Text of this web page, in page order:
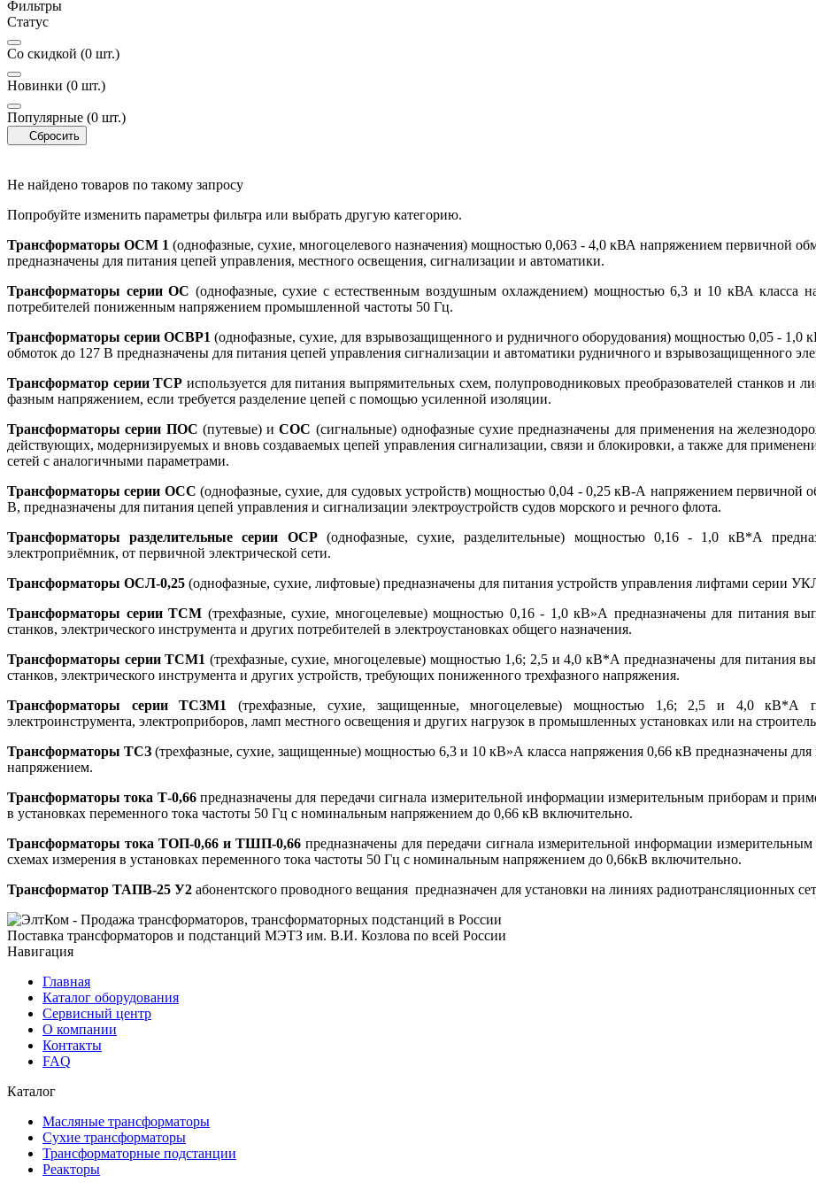
Фильтры
Статус
Со скидкой (0 шт.)
Новинки (0 шт.)
Популярные (0 шт.)
Сбросить
Не найдено товаров по такому запросу
Попробуйте изменить параметры фильтра или выбрать другую категорию.
Трансформаторы ОСМ 1 (однофазные, сухие, многоцелевого назначения) мощностью 0,063 - 4,0 кВА напряжением первичной
предназначены для питания цепей управления, местного освещения, сигнализации и автоматики.
Трансформаторы серии ОС (однофазные, сухие с естественным воздушным охлаждением) мощностью 6,3 и 10 кВА класса
потребителей пониженным напряжением промышленной частоты 50 Гц.
Трансформаторы серии ОСВР1(однофазные, сухие, для взрывозащищенного и рудничного оборудования) мощностью 0,05 -
обмоток до 127 В предназначены для питания цепей управления сигнализации и автоматики рудничного и взрывозащищенного
Трансформатор серии ТСР используется для питания выпрямительных схем, полупроводниковых преобразователей станков и
фазным напряжением, если требуется разделение цепей с помощью усиленной изоляции.
Трансформаторы серии ПОС (путевые) иСОС (сигнальные) однофазные сухие предназначены для применения на
действующих, модернизируемых и вновь создаваемых цепей управления сигнализации, связи и блокировки, а также для
сетей с аналогичными параметрами.
Трансформаторы серии ОСС (однофазные, сухие, для судовых устройств) мощностью 0,04 - 0,25 кВ-А напряжением первичной
В, предназначены для питания цепей управления и сигнализации электроустройств судов морского и речного флота.
Трансформаторы разделительные серии ОСР(однофазные, сухие, разделительные) мощностью 0,16 - 1,0 кВ*А
электроприёмник, от первичной электрической сети.
Трансформаторы ОСЛ-0,25 (однофазные, сухие, лифтовые) предназначены для питания устройств управления лифтами серии
Трансформаторы серии ТСМ (трехфазные, сухие, многоцелевые) мощностью 0,16 - 1,0 кВ»А предназначены для питания
станков, электрического инструмента и других потребителей в электроустановках общего назначения.
Трансформаторы серии ТСМ1 (трехфазные, сухие, многоцелевые) мощностью 1,6; 2,5 и 4,0 кВ*А предназначены для питания
станков, электрического инструмента и других устройств, требующих пониженного трехфазного напряжения.
Трансформаторы серии ТСЗМ1
(трехфазные, сухие, защищенные, многоцелевые) мощностью 1,6; 2,5 и 4,0 кВ*А
электроинструмента, электроприборов, ламп местного освещения и других нагрузок в промышленных установках или на
Трансформаторы ТСЗ (трехфазные, сухие, защищенные) мощностью 6,3 и 10 кВ»А класса напряжения 0,66 кВ предназначены
напряжением.
Трансформаторы тока Т-0,66предназначены для передачи сигнала измерительной информации измерительным приборам и
в установках переменного тока частоты 50 Гц с номинальным напряжением до 0,66 кВ включительно.
Трансформаторы тока ТОП-0,66 и ТШП-0,66 предназначены для передачи сигнала измерительной информации
схемах измерения в установках переменного тока частоты 50 Гц с номинальным напряжением до 0,66кВ включительно.
Трансформатор ТАПВ-25 У2 абонентского проводного вещания предназначен для установки на линиях радиотрансляционных
Поставка трансформаторов и подстанций МЭТЗ им. В.И. Козлова по всей России
Навигация
Главная
Каталог оборудования
Сервисный центр
О компании
Контакты
FAQ
Каталог
Масляные трансформаторы
Сухие трансформаторы
Трансформаторные подстанции
Реакторы